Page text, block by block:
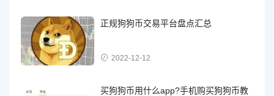
正规狗狗币交易平台盘点汇总
2022-12-12
买狗狗币用什么app?手机购买狗狗币教